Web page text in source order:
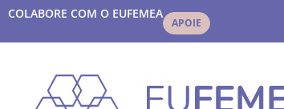
COLABORE COM O EUFEMEA
APOIE